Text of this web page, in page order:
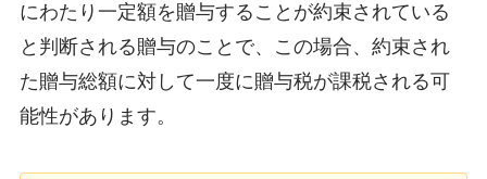
にわたり一定額を贈与することが約束されている
と判断される贈与のことで、この場合、約束され
た贈与総額に対して一度に贈与税が課税される可
能性があります。